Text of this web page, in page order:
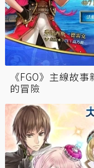
《FGO》主線故
的冒險